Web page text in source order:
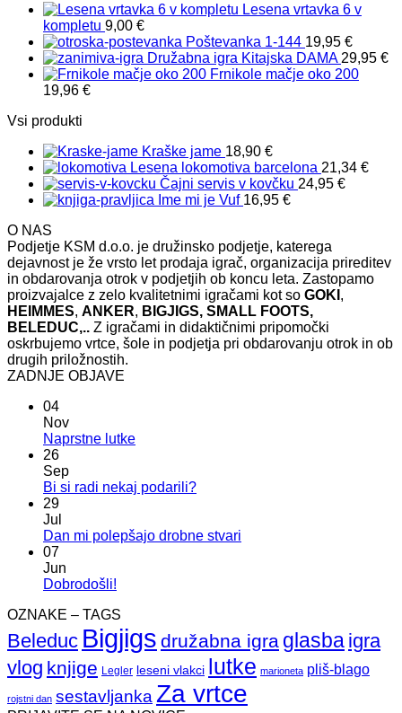
Lesena vrtavka 6 v
kompletu 9,00 €
Poštevanka 1-144 19,95 €
Družabna igra Kitajska DAMA 29,95 €
Frnikole mačje oko 200
19,96 €
Vsi produkti
Kraške jame 18,90 €
Lesena lokomotiva barcelona 21,34 €
Čajni servis v kovčku 24,95 €
Ime mi je Vuf 16,95 €
O NAS
Podjetje KSM d.o.o. je družinsko podjetje, katerega
dejavnost je že vrsto let prodaja igrač, organizacija prireditev
in obdarovanja otrok v podjetjih ob koncu leta. Zastopamo
proizvajalce z zelo kvalitetnimi igračami kot so GOKI ,
HEIMMES, ANKER, BIGJIGS, SMALL FOOTS,
BELEDUC,.. Z igračami in didaktičnimi pripomočki
oskrbujemo vrtce, šole in podjetja pri obdarovanju otrok in ob
drugih priložnostih.
ZADNJE OBJAVE
04
Nov
Naprstne lutkeNi
Naprstne
26
Sep
Bi si radi nekaj podarili?Ni
Bi
29
Jul
Dan mi polepšajo drobne stvari
drobne
stvari
07
Jun
Dobrodošli!
na
Dobrodošli!
OZNAKE – TAGS
Beleduc Bigjigs družabna igra glasba igra
vlog knjige Legler leseni vlakci lutke marioneta pliš-blago
rojstni dan sestavljanka Za vrtce